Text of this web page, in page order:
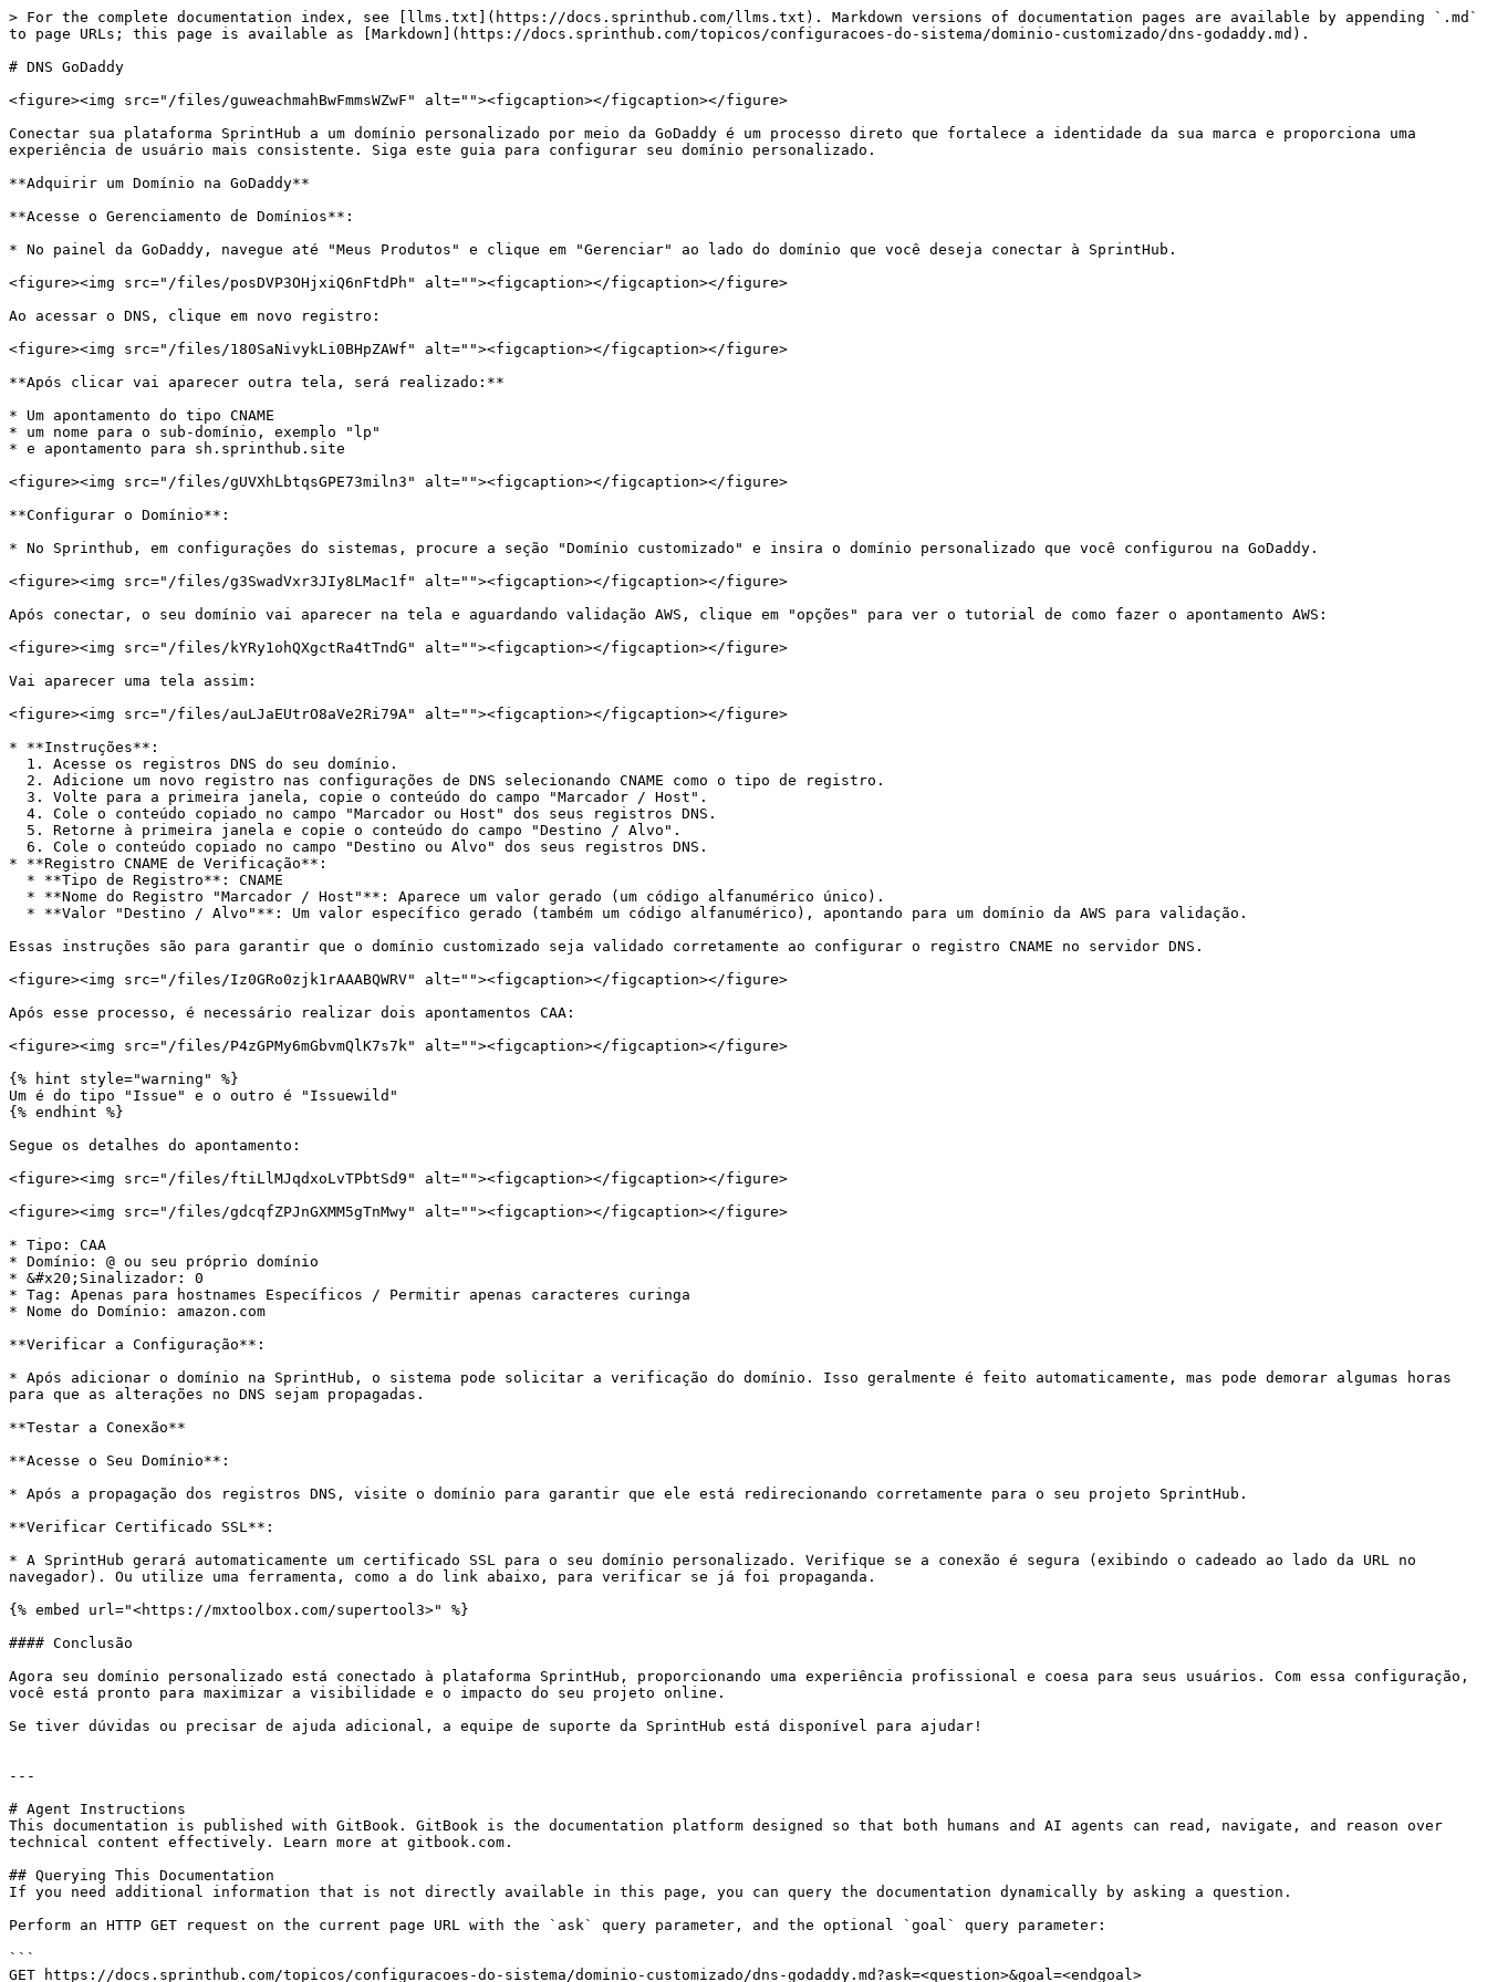
> For the complete documentation index, see [llms.txt](https://docs.sprinthub.com/llms.txt). Markdown versions of documentation pages are available by appending `.md`
to page URLs; this page is available as [Markdown](https://docs.sprinthub.com/topicos/configuracoes-do-sistema/dominio-customizado/dns-godaddy.md).
# DNS GoDaddy
<figure><img src="/files/guweachmahBwFmmsWZwF" alt=""><figcaption></figcaption></figure>
Conectar sua plataforma SprintHub a um domínio personalizado por meio da GoDaddy é um processo direto que fortalece a identidade da sua marca e proporciona uma
experiência de usuário mais consistente. Siga este guia para configurar seu domínio personalizado.
**Adquirir um Domínio na GoDaddy**
**Acesse o Gerenciamento de Domínios**:
* No painel da GoDaddy, navegue até "Meus Produtos" e clique em "Gerenciar" ao lado do domínio que você deseja conectar à SprintHub.
<figure><img src="/files/posDVP3OHjxiQ6nFtdPh" alt=""><figcaption></figcaption></figure>
Ao acessar o DNS, clique em novo registro:
<figure><img src="/files/180SaNivykLi0BHpZAWf" alt=""><figcaption></figcaption></figure>
**Após clicar vai aparecer outra tela, será realizado:**
* Um apontamento do tipo CNAME
* um nome para o sub-domínio, exemplo "lp"
* e apontamento para sh.sprinthub.site
<figure><img src="/files/gUVXhLbtqsGPE73miln3" alt=""><figcaption></figcaption></figure>
**Configurar o Domínio**:
* No Sprinthub, em configurações do sistemas, procure a seção "Domínio customizado" e insira o domínio personalizado que você configurou na GoDaddy.
<figure><img src="/files/g3SwadVxr3JIy8LMac1f" alt=""><figcaption></figcaption></figure>
Após conectar, o seu domínio vai aparecer na tela e aguardando validação AWS, clique em "opções" para ver o tutorial de como fazer o apontamento AWS:
<figure><img src="/files/kYRy1ohQXgctRa4tTndG" alt=""><figcaption></figcaption></figure>
Vai aparecer uma tela assim:
<figure><img src="/files/auLJaEUtrO8aVe2Ri79A" alt=""><figcaption></figcaption></figure>
* **Instruções**:
* **Registro CNAME de Verificação**:
Essas instruções são para garantir que o domínio customizado seja validado corretamente ao configurar o registro CNAME no servidor DNS.
<figure><img src="/files/Iz0GRo0zjk1rAAABQWRV" alt=""><figcaption></figcaption></figure>
Após esse processo, é necessário realizar dois apontamentos CAA:
<figure><img src="/files/P4zGPMy6mGbvmQlK7s7k" alt=""><figcaption></figcaption></figure>
{% hint style="warning" %}
Um é do tipo "Issue" e o outro é "Issuewild"
{% endhint %}
Segue os detalhes do apontamento:
<figure><img src="/files/ftiLlMJqdxoLvTPbtSd9" alt=""><figcaption></figcaption></figure>
<figure><img src="/files/gdcqfZPJnGXMM5gTnMwy" alt=""><figcaption></figcaption></figure>
* Tipo: CAA
* Domínio: @ ou seu próprio domínio
* &#x20;Sinalizador: 0
* Tag: Apenas para hostnames Específicos / Permitir apenas caracteres curinga
* Nome do Domínio: amazon.com
**Verificar a Configuração**:
* Após adicionar o domínio na SprintHub, o sistema pode solicitar a verificação do domínio. Isso geralmente é feito automaticamente, mas pode demorar algumas horas
para que as alterações no DNS sejam propagadas.
**Testar a Conexão**
**Acesse o Seu Domínio**:
* Após a propagação dos registros DNS, visite o domínio para garantir que ele está redirecionando corretamente para o seu projeto SprintHub.
**Verificar Certificado SSL**:
* A SprintHub gerará automaticamente um certificado SSL para o seu domínio personalizado. Verifique se a conexão é segura (exibindo o cadeado ao lado da URL no
navegador). Ou utilize uma ferramenta, como a do link abaixo, para verificar se já foi propaganda.
{% embed url="<https://mxtoolbox.com/supertool3>" %}
#### Conclusão
Agora seu domínio personalizado está conectado à plataforma SprintHub, proporcionando uma experiência profissional e coesa para seus usuários. Com essa configuração,
você está pronto para maximizar a visibilidade e o impacto do seu projeto online.
Se tiver dúvidas ou precisar de ajuda adicional, a equipe de suporte da SprintHub está disponível para ajudar!
---
# Agent Instructions
This documentation is published with GitBook. GitBook is the documentation platform designed so that both humans and AI agents can read, navigate, and reason over
technical content effectively. Learn more at gitbook.com.
## Querying This Documentation
If you need additional information that is not directly available in this page, you can query the documentation dynamically by asking a question.
Perform an HTTP GET request on the current page URL with the `ask` query parameter, and the optional `goal` query parameter:
```
GET https://docs.sprinthub.com/topicos/configuracoes-do-sistema/dominio-customizado/dns-godaddy.md?ask=<question>&goal=<endgoal>